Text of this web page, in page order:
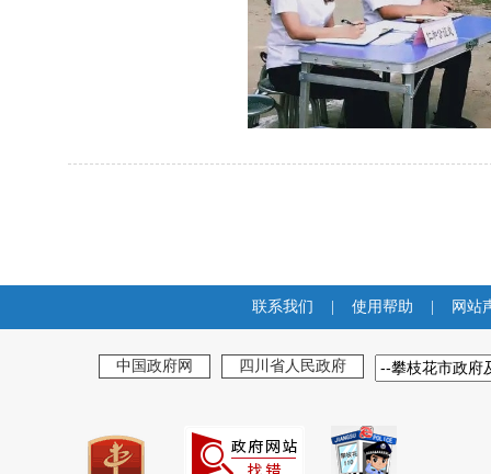
联系我们 使用帮助 网站
中国政府网 四川省人民政府